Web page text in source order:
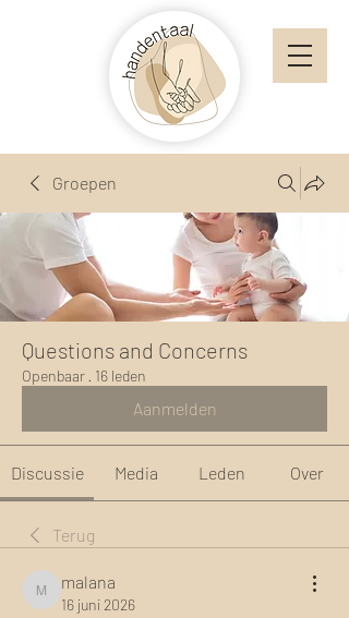
Groepen
Questions and Concerns
Openbaar · 16 leden
Aanmelden
Discussie Media Leden Over
Terug
malana
malana
16 juni 2026